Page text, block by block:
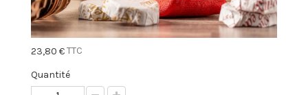
23,80 €TTC
Quantité